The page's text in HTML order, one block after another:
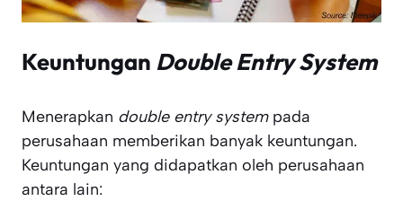
Keuntungan Double Entry System
Menerapkan double entry system pada
perusahaan memberikan banyak keuntungan.
Keuntungan yang didapatkan oleh perusahaan
antara lain: